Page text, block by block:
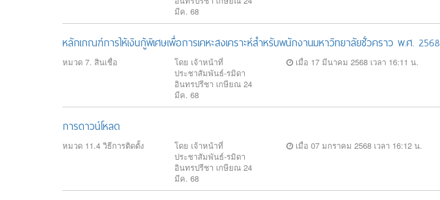
มีค. 68
หลักเกณฑ์การให้เงินกู้พิเศษเพื่อการเคหะสงเคราะห์สำหรับพนักงานมหาวิทยาลัยชั่วคราว พ.ศ. 2568
หมวด 7. สินเชื่อ
โดย เจ้าหน้าที่
ประชาสัมพันธ์-รมิดา
อินทรปรีชา เกษียณ 24
มีค. 68
เมื่อ 17 มีนาคม 2568 เวลา 16:11 น.
การดาวน์โหลด
หมวด 11.4 วิธีการติดตั้ง
โดย เจ้าหน้าที่
ประชาสัมพันธ์-รมิดา
อินทรปรีชา เกษียณ 24
มีค. 68
เมื่อ 07 มกราคม 2568 เวลา 16:12 น.